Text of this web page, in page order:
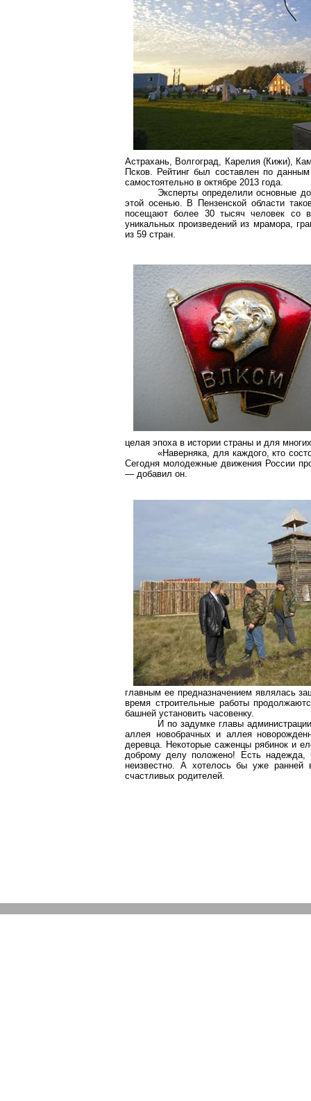
Астрахань, Волгоград, Карелия (Кижи),
Псков. Рейтинг был составлен по
самостоятельно в октябре 2013 года.
Эксперты определили основные
этой осенью. В Пензенской области
посещают более 30 тысяч человек со
уникальных произведений из мрамора,
из 59 стран.
целая эпоха в истории страны и для
«Наверняка, для каждого, кто
Сегодня молодежные движения России
— добавил он.
главным ее предназначением являлась
время строительные работы
башней установить часовенку.
И по задумке главы
аллея новобрачных и аллея
деревца. Некоторые саженцы рябинок и
доброму делу положено! Есть надежда,
неизвестно. А хотелось бы уже ранней
счастливых родителей.